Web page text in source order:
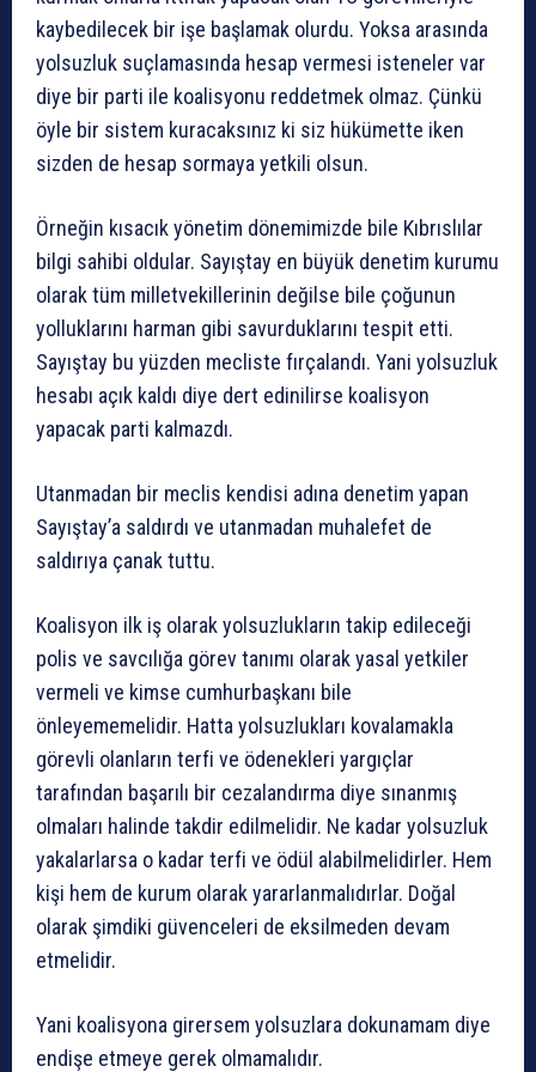
kaybedilecek bir işe başlamak olurdu. Yoksa arasında
yolsuzluk suçlamasında hesap vermesi isteneler var
diye bir parti ile koalisyonu reddetmek olmaz. Çünkü
öyle bir sistem kuracaksınız ki siz hükümette iken
sizden de hesap sormaya yetkili olsun.
Örneğin kısacık yönetim dönemimizde bile Kıbrıslılar
bilgi sahibi oldular. Sayıştay en büyük denetim kurumu
olarak tüm milletvekillerinin değilse bile çoğunun
yolluklarını harman gibi savurduklarını tespit etti.
Sayıştay bu yüzden mecliste fırçalandı. Yani yolsuzluk
hesabı açık kaldı diye dert edinilirse koalisyon
yapacak parti kalmazdı.
Utanmadan bir meclis kendisi adına denetim yapan
Sayıştay’a saldırdı ve utanmadan muhalefet de
saldırıya çanak tuttu.
Koalisyon ilk iş olarak yolsuzlukların takip edileceği
polis ve savcılığa görev tanımı olarak yasal yetkiler
vermeli ve kimse cumhurbaşkanı bile
önleyememelidir. Hatta yolsuzlukları kovalamakla
görevli olanların terfi ve ödenekleri yargıçlar
tarafından başarılı bir cezalandırma diye sınanmış
olmaları halinde takdir edilmelidir. Ne kadar yolsuzluk
yakalarlarsa o kadar terfi ve ödül alabilmelidirler. Hem
kişi hem de kurum olarak yararlanmalıdırlar. Doğal
olarak şimdiki güvenceleri de eksilmeden devam
etmelidir.
Yani koalisyona girersem yolsuzlara dokunamam diye
endişe etmeye gerek olmamalıdır.